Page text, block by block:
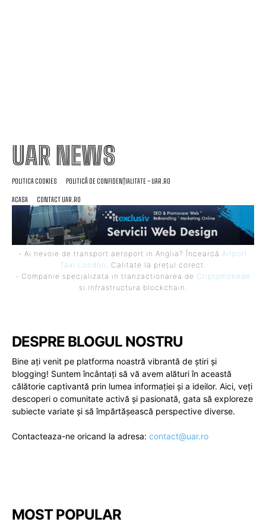
UAR NEWS
POLITICA COOKIES POLITICĂ DE CONFIDENȚIALITATE – UAR.RO
ACASA CONTACT UAR.RO
- Ai nevoie de transport aeroport in Anglia? Încearcă Airport
Taxi London
. Calitate la prețul corect.
- Companie specializata in tranzactionarea de Criptomonede
si infrastructura blockchain.
DESPRE BLOGUL NOSTRU
Bine ați venit pe platforma noastră vibrantă de știri și
blogging! Suntem încântați să vă avem alături în această
călătorie captivantă prin lumea informației și a ideilor. Aici, veți
descoperi o comunitate activă și pasionată, gata să exploreze
subiecte variate și să împărtășească perspective diverse.
Contacteaza-ne oricand la adresa: contact@uar.ro
MOST POPULAR